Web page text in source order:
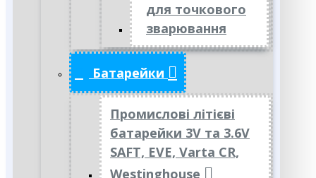
для точкового
зварювання
Батарейки
Промислові літієві
батарейки 3V та 3.6V
SAFT, EVE, Varta CR,
Westinghouse